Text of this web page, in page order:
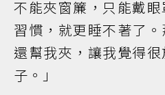
不能夾窗簾，只能戴
習慣，就更睡不著了。
還幫我夾，讓我覺得
子。」